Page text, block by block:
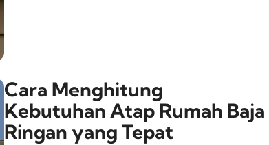
Cara Menghitung
Kebutuhan Atap Rumah Baja
Ringan yang Tepat